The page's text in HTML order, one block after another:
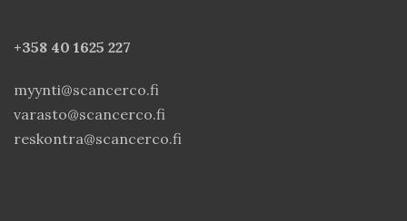
+358 40 1625 227
myynti@scancerco.fi
varasto@scancerco.fi
reskontra@scancerco.fi